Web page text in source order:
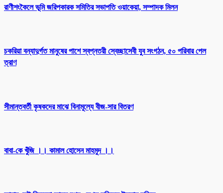
রাণীশংকৈলে ভূমি জরিপকারক সমিতির সভাপতি ওয়াকেয়া, সম্পাদক মিলন
চকরিয়া বন্যাদুর্গত মানুষের পাশে স্বপ্নতরী স্বেচ্ছাসেবী যুব সংগঠন, ৫০ পরিবার পেল
ত্রাণ
সীমান্তবর্তী কৃষকদের মাঝে বিনামূল্যে বীজ-সার বিতরণ
বাবা-কে খুঁজি ।। কামাল হোসেন মাহমুদ ।।